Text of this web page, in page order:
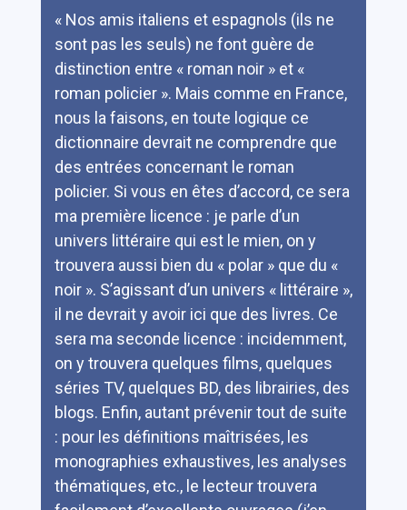
« Nos amis italiens et espagnols (ils ne
sont pas les seuls) ne font guère de
distinction entre « roman noir » et «
roman policier ». Mais comme en France,
nous la faisons, en toute logique ce
dictionnaire devrait ne comprendre que
des entrées concernant le roman
policier. Si vous en êtes d’accord, ce sera
ma première licence : je parle d’un
univers littéraire qui est le mien, on y
trouvera aussi bien du « polar » que du «
noir ». S’agissant d’un univers « littéraire »,
il ne devrait y avoir ici que des livres. Ce
sera ma seconde licence : incidemment,
on y trouvera quelques films, quelques
séries TV, quelques BD, des librairies, des
blogs. Enfin, autant prévenir tout de suite
: pour les définitions maîtrisées, les
monographies exhaustives, les analyses
thématiques, etc., le lecteur trouvera